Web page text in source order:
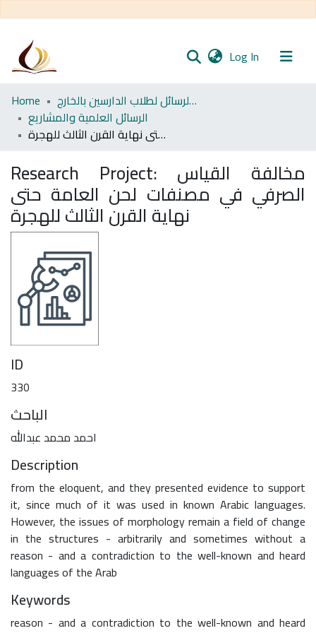
Log In (current)
Communities
& Collections
All of DSpace
Statistics
Home
مجموعة الرسائل لطلاب الدارسين بالخارج
الرسائل العلمية والمشاريع
مخالفة القياس الصرفي في مصنفات لحن العامة حتى نهاية القرن الثالث للهجرة
Research Project: مخالفة القياس
الصرفي في مصنفات لحن العامة حتى
نهاية القرن الثالث للهجرة
ID
330
الباحث
احمد محمد عبدالله
Description
from the eloquent, and they presented evidence to support
it, since much of it was used in known Arabic languages.
However, the issues of morphology remain a field of change
in the structures - arbitrarily and sometimes without a
reason - and a contradiction to the well-known and heard
languages of the Arab
Keywords
reason - and a contradiction to the well-known and heard